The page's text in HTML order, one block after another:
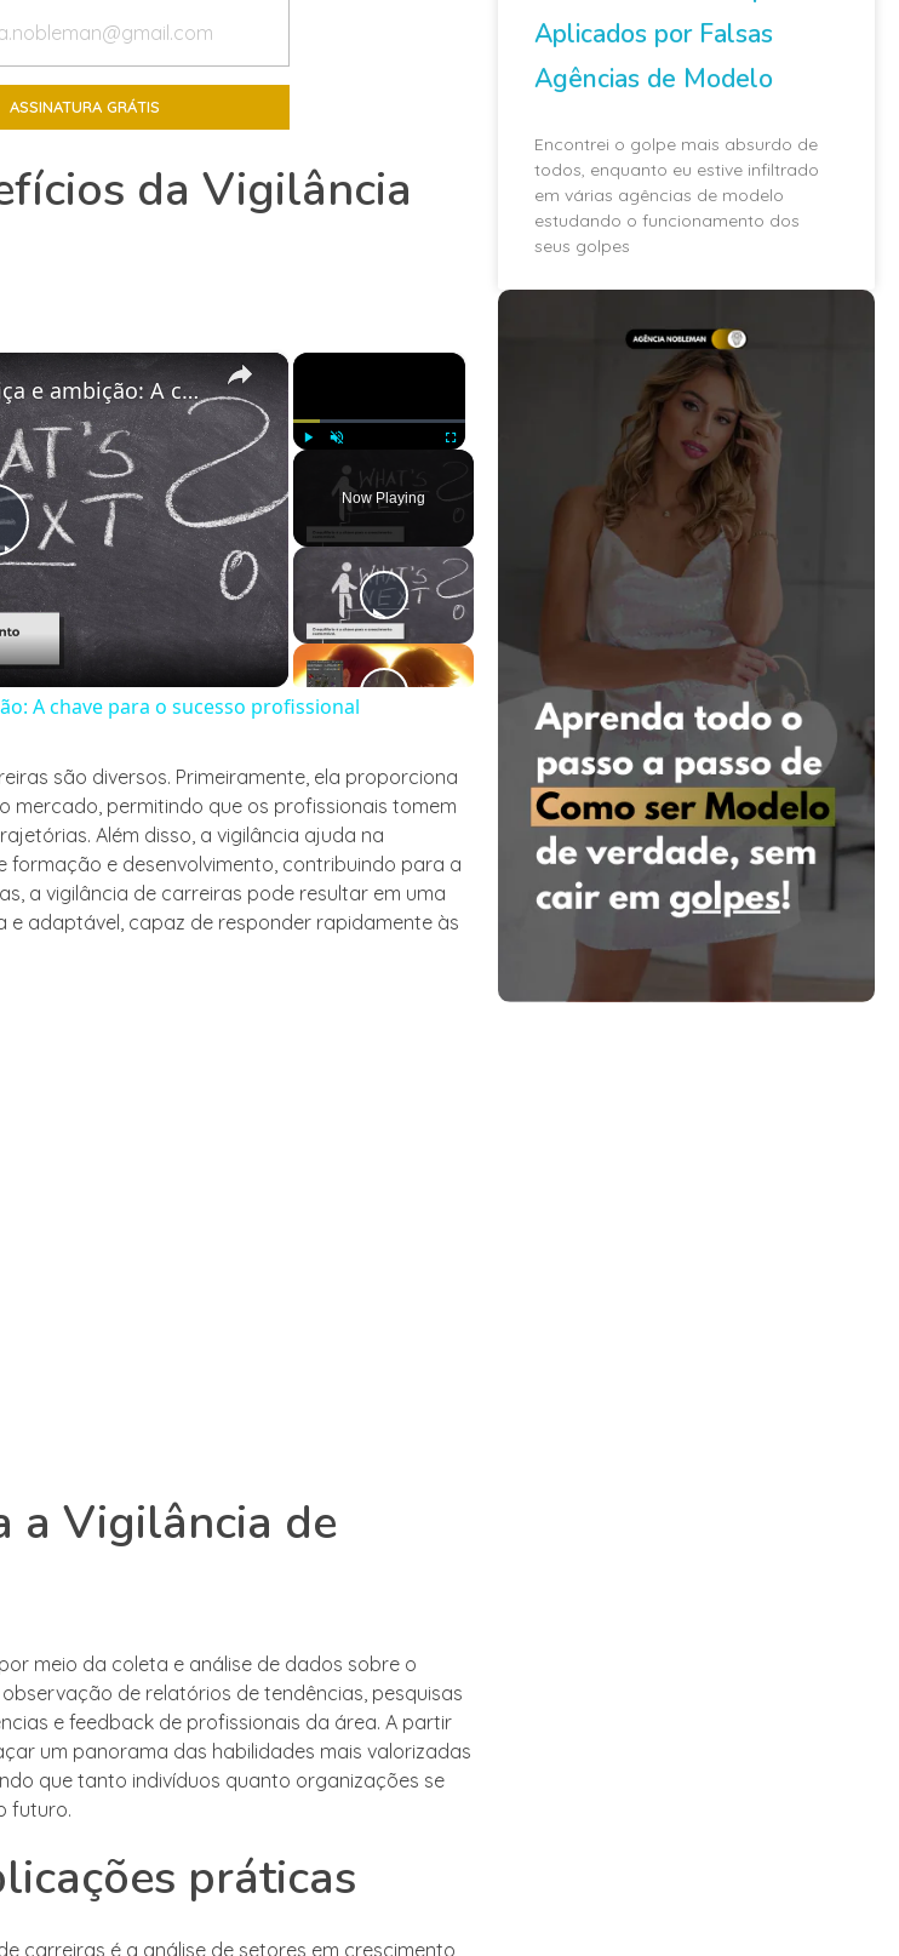
da Vigilância
×
Fullscreen
Now Playing
×
Equilíbrio entre preguiça e ambição: A chave para o sucesso profissional
A chave para o sucesso profissional
são diversos. Primeiramente, ela proporciona
mercado, permitindo que os profissionais tomem
Além disso, a vigilância ajuda na
e desenvolvimento, contribuindo para a
a vigilância de carreiras pode resultar em uma
adaptável, capaz de responder rapidamente às
a Vigilância de
meio da coleta e análise de dados sobre o
de relatórios de tendências, pesquisas
e feedback de profissionais da área. A partir
um panorama das habilidades mais valorizadas
que tanto indivíduos quanto organizações se
futuro.
práticas
carreiras é a análise de setores em crescimento,
Aplicados por Falsas
Agências de Modelo
Encontrei o golpe mais absurdo de
todos, enquanto eu estive infiltrado
em várias agências de modelo
estudando o funcionamento dos
seus golpes